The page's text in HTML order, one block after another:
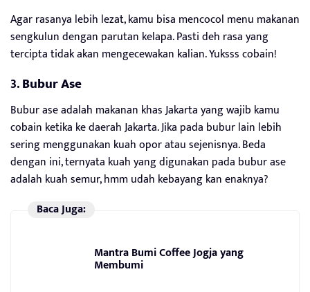
Agar rasanya lebih lezat, kamu bisa mencocol menu makanan
sengkulun dengan parutan kelapa. Pasti deh rasa yang
tercipta tidak akan mengecewakan kalian. Yuksss cobain!
3.Bubur Ase
Bubur ase adalah makanan khas Jakarta yang wajib kamu
cobain ketika ke daerah Jakarta. Jika pada bubur lain lebih
sering menggunakan kuah opor atau sejenisnya. Beda
dengan ini, ternyata kuah yang digunakan pada bubur ase
adalah kuah semur, hmm udah kebayang kan enaknya?
Baca Juga:
Mantra Bumi Coffee Jogja yang
Membumi